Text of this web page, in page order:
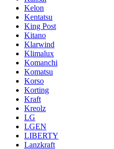
Kelon
Kentatsu
King Post
Kitano
Klarwind
Klimalux
Komanchi
Komatsu
Korso
Korting
Kraft
Kreolz
LG
LGEN
LIBERTY
Lanzkraft